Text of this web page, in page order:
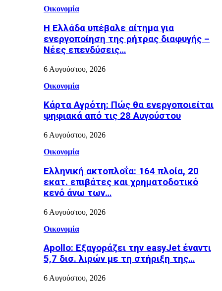
Οικονομία
Η Ελλάδα υπέβαλε αίτημα για
ενεργοποίηση της ρήτρας διαφυγής –
Νέες επενδύσεις…
6 Αυγούστου, 2026
Οικονομία
Κάρτα Αγρότη: Πώς θα ενεργοποιείται
ψηφιακά από τις 28 Αυγούστου
6 Αυγούστου, 2026
Οικονομία
Ελληνική ακτοπλοΐα: 164 πλοία, 20
εκατ. επιβάτες και χρηματοδοτικό
κενό άνω των…
6 Αυγούστου, 2026
Οικονομία
Apollo: Εξαγοράζει την easyJet έναντι
5,7 δισ. λιρών με τη στήριξη της…
6 Αυγούστου, 2026